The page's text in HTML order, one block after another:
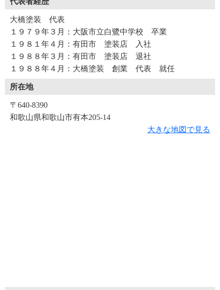
大橋塗装 代表
１９７９年３月：大阪市立白鷺中学校 卒業
１９８１年４月：有田市 塗装店 入社
１９８８年３月：有田市 塗装店 退社
１９８８年４月：大橋塗装 創業 代表 就任
所在地
〒640-8390
和歌山県和歌山市有本205-14
大きな地図で見る